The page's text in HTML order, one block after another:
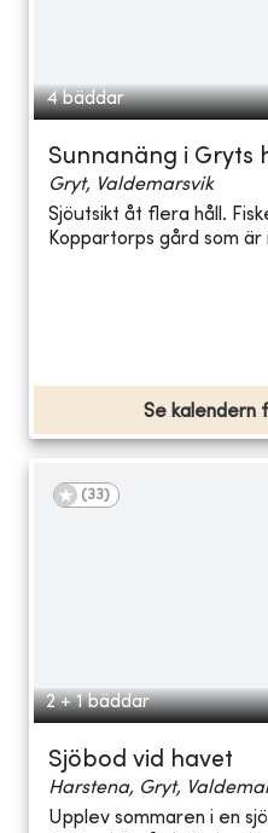
4 bäddar
Sunnanäng i Gryts
Gryt, Valdemarsvik
Sjöutsikt åt flera håll.
Koppartorps gård som
Se kalendern
(33)
2 + 1 bäddar
Sjöbod vid havet
Harstena, Gryt,
Upplev sommaren i en